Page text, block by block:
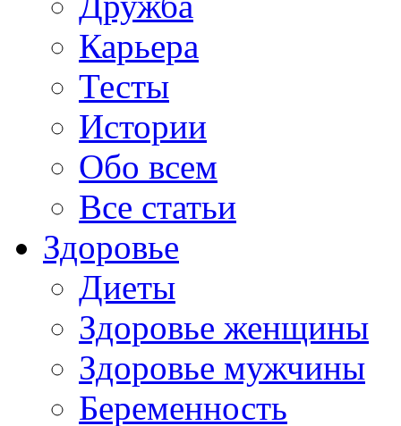
Карьера
Тесты
Истории
Обо всем
Все статьи
Здоровье
Диеты
Здоровье женщины
Здоровье мужчины
Беременность